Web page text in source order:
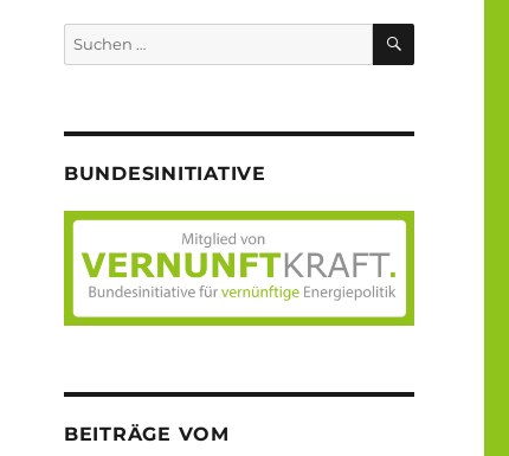
Suche
nach:
SUCHEN
BUNDESINITIATIVE
BEITRÄGE VOM